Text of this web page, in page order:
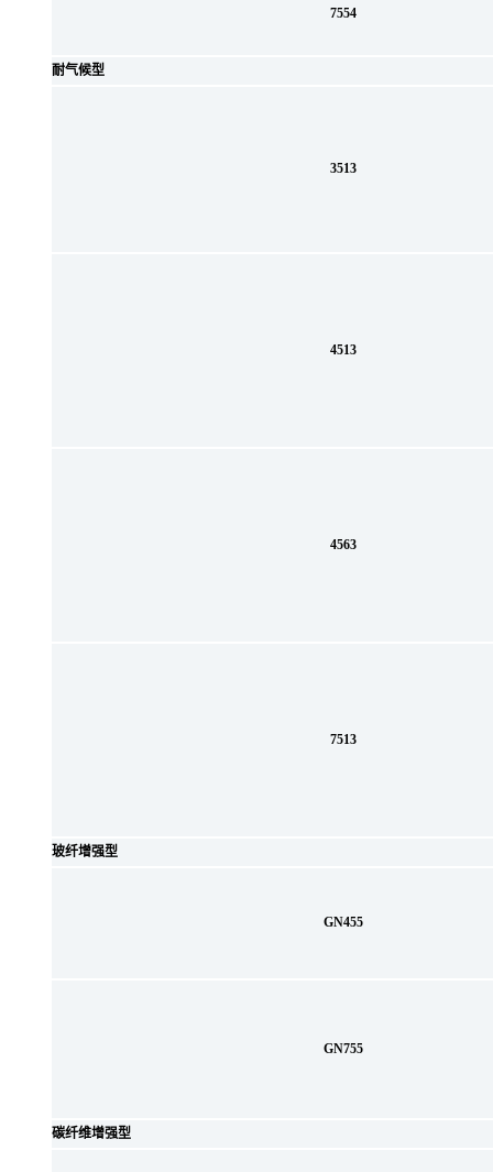
7554
耐气候型
3513
4513
4563
7513
玻纤增强型
GN455
GN755
碳纤维增强型